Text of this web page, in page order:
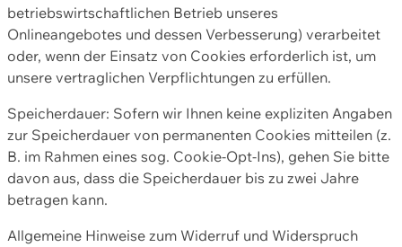
betriebswirtschaftlichen Betrieb unseres
Onlineangebotes und dessen Verbesserung) verarbeitet
oder, wenn der Einsatz von Cookies erforderlich ist, um
unsere vertraglichen Verpflichtungen zu erfüllen.
Speicherdauer: Sofern wir Ihnen keine expliziten Angaben
zur Speicherdauer von permanenten Cookies mitteilen (z.
B. im Rahmen eines sog. Cookie-Opt-Ins), gehen Sie bitte
davon aus, dass die Speicherdauer bis zu zwei Jahre
betragen kann.
Allgemeine Hinweise zum Widerruf und Widerspruch